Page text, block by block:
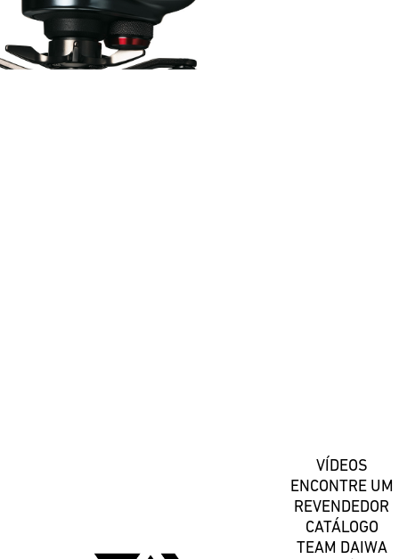
VÍDEOS
ENCONTRE UM
REVENDEDOR
CATÁLOGO
TEAM DAIWA